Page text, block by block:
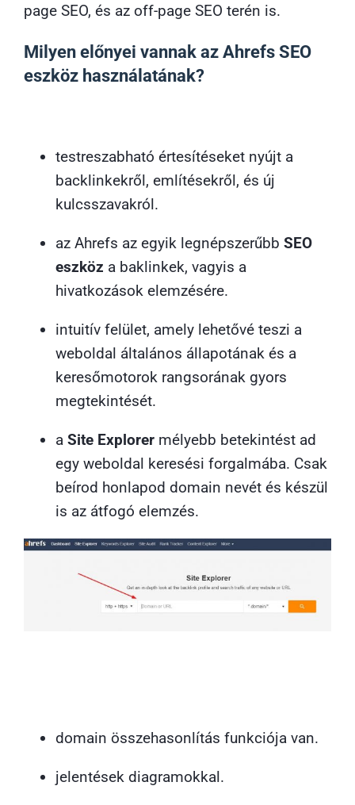
page SEO, és az off-page SEO terén is.
Milyen előnyei vannak az Ahrefs SEO
eszköz használatának?
testreszabható értesítéseket nyújt a
backlinkekről, említésekről, és új
kulcsszavakról.
az Ahrefs az egyik legnépszerűbb SEO
eszköz a baklinkek, vagyis a
hivatkozások elemzésére.
intuitív felület, amely lehetővé teszi a
weboldal általános állapotának és a
keresőmotorok rangsorának gyors
megtekintését.
a Site Explorer mélyebb betekintést ad
egy weboldal keresési forgalmába. Csak
beírod honlapod domain nevét és készül
is az átfogó elemzés.
domain összehasonlítás funkciója van.
jelentések diagramokkal.